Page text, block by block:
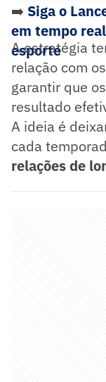
➡️ Siga o
em tempo
esporte
A estratégia
relação com
garantir que
resultado
A ideia é
cada
relações de